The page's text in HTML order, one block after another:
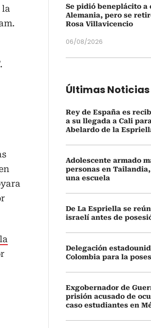
la
Se pidió beneplácito a
Alemania, pero se
Rosa Villavicencio
06/08/2026
Últimas Noticias
Rey de España es
a su llegada a Cali
Abelardo de la
Adolescente armado
personas en
una escuela
De La Espriella se
israelí antes de
Delegación
Colombia para la
Exgobernador de
prisión acusado de
caso estudiantes en